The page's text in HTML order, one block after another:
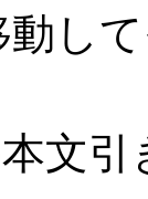
動し
文